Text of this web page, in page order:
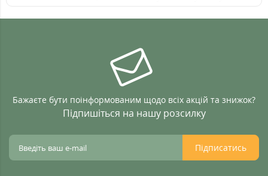
Бажаєте бути поінформованим щодо всіх акцій та знижок?
Підпишіться на нашу розсилку
Підписатись